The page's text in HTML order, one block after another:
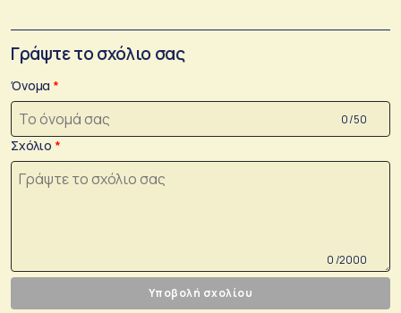
Γράψτε το σχόλιο σας
Όνομα
0 /50
Σχόλιο
0 /2000
Υποβολή σχολίου